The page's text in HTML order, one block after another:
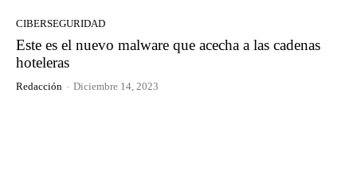
CIBERSEGURIDAD
Este es el nuevo malware que acecha a las cadenas
hoteleras
Redacción - Diciembre 14, 2023